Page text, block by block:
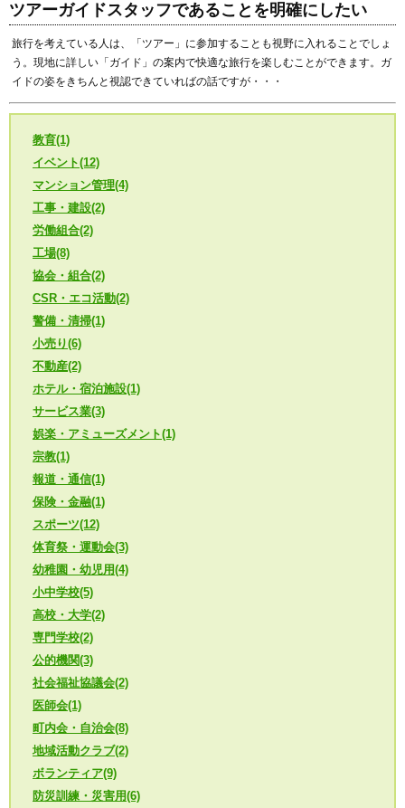
ツアーガイドスタッフであることを明確にしたい
旅行を考えている人は、「ツアー」に参加することも視野に入れることでしょ
う。現地に詳しい「ガイド」の案内で快適な旅行を楽しむことができます。ガ
イドの姿をきちんと視認できていればの話ですが・・・
教育(1)
イベント(12)
マンション管理(4)
工事・建設(2)
労働組合(2)
工場(8)
協会・組合(2)
CSR・エコ活動(2)
警備・清掃(1)
小売り(6)
不動産(2)
ホテル・宿泊施設(1)
サービス業(3)
娯楽・アミューズメント(1)
宗教(1)
報道・通信(1)
保険・金融(1)
スポーツ(12)
体育祭・運動会(3)
幼稚園・幼児用(4)
小中学校(5)
高校・大学(2)
専門学校(2)
公的機関(3)
社会福祉協議会(2)
医師会(1)
町内会・自治会(8)
地域活動クラブ(2)
ボランティア(9)
防災訓練・災害用(6)